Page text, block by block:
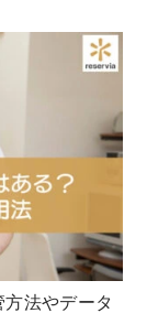
法やデータ